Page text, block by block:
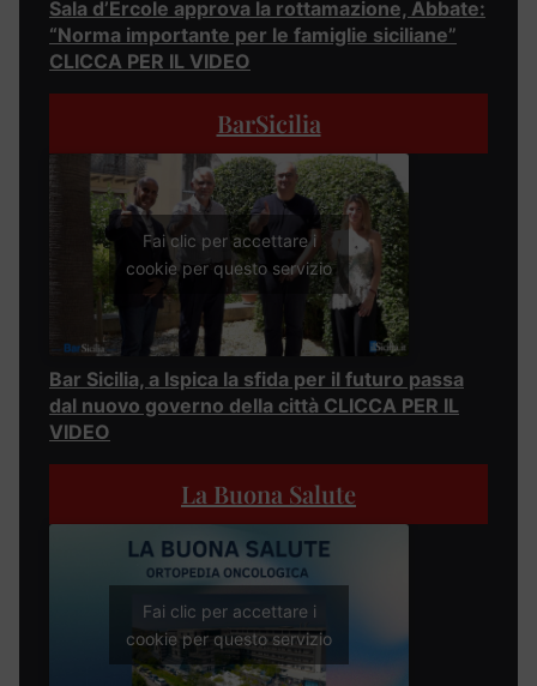
Sala d’Ercole approva la rottamazione, Abbate:
“Norma importante per le famiglie siciliane”
CLICCA PER IL VIDEO
BarSicilia
Fai clic per accettare i
cookie per questo servizio
Bar Sicilia, a Ispica la sfida per il futuro passa
dal nuovo governo della città CLICCA PER IL
VIDEO
La Buona Salute
Fai clic per accettare i
cookie per questo servizio